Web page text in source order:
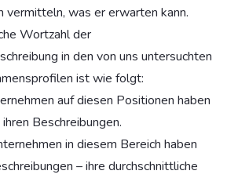
vermitteln, was er erwarten kann.
Wortzahl der
in den von uns untersuchten
ist wie folgt:
auf diesen Positionen haben
Beschreibungen.
in diesem Bereich haben
– ihre durchschnittliche